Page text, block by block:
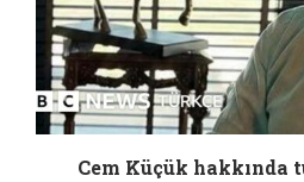
Cem Küçük hakkında